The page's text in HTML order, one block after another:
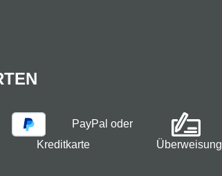
PayPal oder
Kreditkarte
Überweisung